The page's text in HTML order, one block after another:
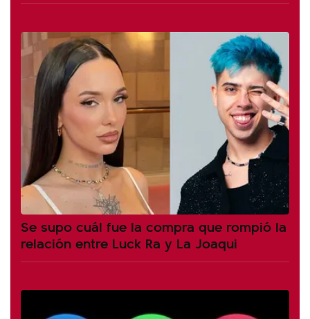
Se supo cuál fue la compra que rompió la
relación entre Luck Ra y La Joaqui